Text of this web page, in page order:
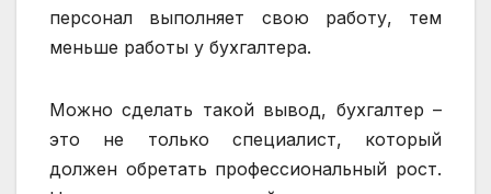
персонал выполняет свою работу, тем
меньше работы у бухгалтера.
Можно сделать такой вывод, бухгалтер –
это не только специалист, который
должен обретать профессиональный рост.